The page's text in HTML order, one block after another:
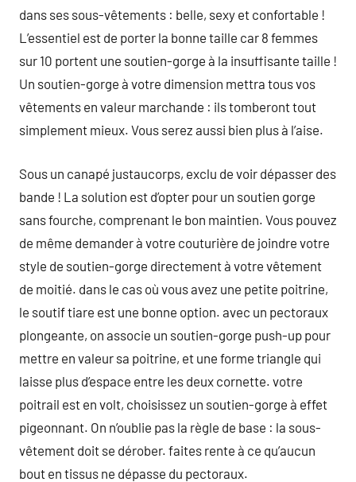
dans ses sous-vêtements : belle, sexy et confortable !
L’essentiel est de porter la bonne taille car 8 femmes
sur 10 portent une soutien-gorge à la insuffisante taille !
Un soutien-gorge à votre dimension mettra tous vos
vêtements en valeur marchande : ils tomberont tout
simplement mieux. Vous serez aussi bien plus à l’aise.
Sous un canapé justaucorps, exclu de voir dépasser des
bande ! La solution est d’opter pour un soutien gorge
sans fourche, comprenant le bon maintien. Vous pouvez
de même demander à votre couturière de joindre votre
style de soutien-gorge directement à votre vêtement
de moitié. dans le cas où vous avez une petite poitrine,
le soutif tiare est une bonne option. avec un pectoraux
plongeante, on associe un soutien-gorge push-up pour
mettre en valeur sa poitrine, et une forme triangle qui
laisse plus d’espace entre les deux cornette. votre
poitrail est en volt, choisissez un soutien-gorge à effet
pigeonnant. On n’oublie pas la règle de base : la sous-
vêtement doit se dérober. faites rente à ce qu’aucun
bout en tissus ne dépasse du pectoraux.